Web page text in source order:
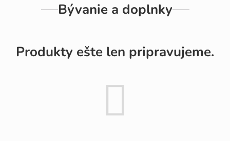
Bývanie a doplnky
Produkty ešte len pripravujeme.